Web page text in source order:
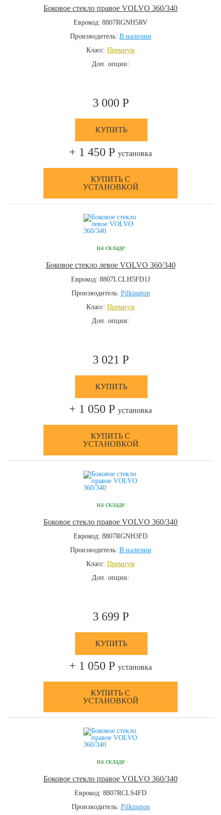
Боковое стекло правое VOLVO 360/340
Еврокод: 8807RGNH5RV
Производитель: В наличии
Класс: Премиум
Доп. опции:
3 000 Р
КУПИТЬ
+ 1 450 Р установка
КУПИТЬ С
УСТАНОВКОЙ
на складе
Боковое стекло левое VOLVO 360/340
Еврокод: 8807LCLH5FD1J
Производитель: Pilkington
Класс: Премиум
Доп. опции:
3 021 Р
КУПИТЬ
+ 1 050 Р установка
КУПИТЬ С
УСТАНОВКОЙ
на складе
Боковое стекло правое VOLVO 360/340
Еврокод: 8807RGNH3FD
Производитель: В наличии
Класс: Премиум
Доп. опции:
3 699 Р
КУПИТЬ
+ 1 050 Р установка
КУПИТЬ С
УСТАНОВКОЙ
на складе
Боковое стекло правое VOLVO 360/340
Еврокод: 8807RCLS4FD
Производитель: Pilkington